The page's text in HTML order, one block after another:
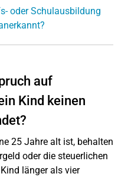
oder Schulausbildung
auf
Kind keinen
25 Jahre alt ist, behalten
oder die steuerlichen
länger als vier